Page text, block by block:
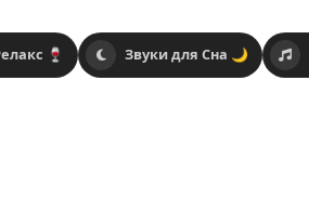
🍷 Звуки для Сна 🌙